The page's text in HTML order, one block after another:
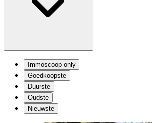
Immoscoop only
Goedkoopste
Duurste
Oudste
Nieuwste